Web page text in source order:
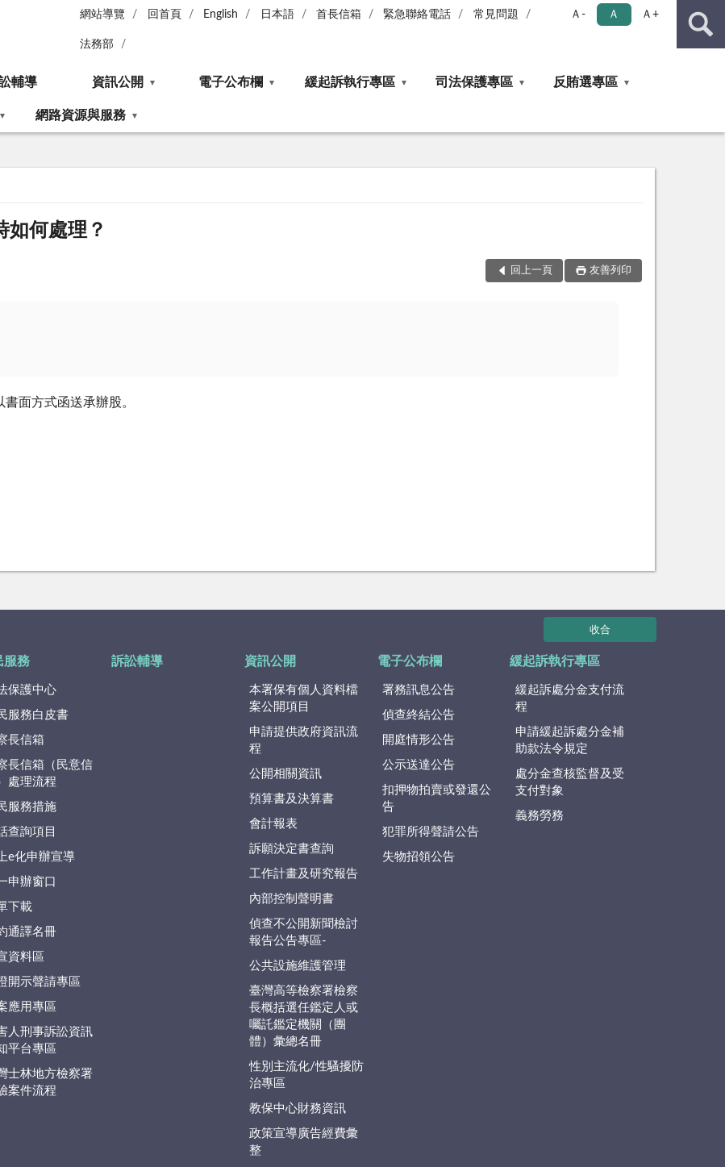
網站導覽 回首頁 English 日本語 首長信箱 緊急聯絡電話 常見問題
法務部
Ａ- Ａ Ａ+
輔導 資訊公開 電子公布欄 緩起訴執行專區 司法保護專區 反賄選專區
網路資源與服務
如何處理？
回上一頁 友善列印
面方式函送承辦股。
收合
服務
保護中心
服務白皮書
長信箱
長信箱（民意信
處理流程
服務措施
查詢項目
e化申辦宣導
申辦窗口
下載
通譯名冊
資料區
開示聲請專區
應用專區
人刑事訴訟資訊
平台專區
士林地方檢察署
案件流程
訴訟輔導 資訊公開
本署保有個人資料檔
案公開項目
申請提供政府資訊流
程
公開相關資訊
預算書及決算書
會計報表
訴願決定書查詢
工作計畫及研究報告
內部控制聲明書
偵查不公開新聞檢討
報告公告專區-
公共設施維護管理
臺灣高等檢察署檢察
長概括選任鑑定人或
囑託鑑定機關（團
體）彙總名冊
性別主流化/性騷擾防
治專區
教保中心財務資訊
政策宣導廣告經費彙
整
電子公布欄
署務訊息公告
偵查終結公告
開庭情形公告
公示送達公告
扣押物拍賣或發還公
告
犯罪所得聲請公告
失物招領公告
緩起訴執行專區
緩起訴處分金支付流
程
申請緩起訴處分金補
助款法令規定
處分金查核監督及受
支付對象
義務勞務